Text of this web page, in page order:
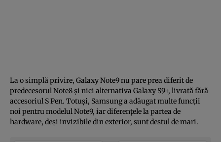
La o simplă privire, Galaxy Note9 nu pare prea diferit de
predecesorul Note8 şi nici alternativa Galaxy S9+, livrată fără
accesoriul S Pen. Totuşi, Samsung a adăugat multe funcţii
noi pentru modelul Note9, iar diferenţele la partea de
hardware, deşi invizibile din exterior, sunt destul de mari.